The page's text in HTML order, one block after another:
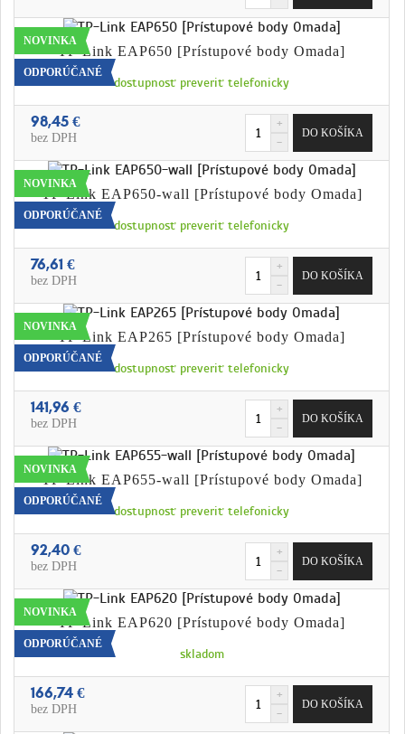
NOVINKA
ODPORÚČANÉ
TP-Link EAP650 [Prístupové body Omada]
dostupnosť preveriť telefonicky
98,45 €
bez DPH
NOVINKA
ODPORÚČANÉ
TP-Link EAP650-wall [Prístupové body Omada]
dostupnosť preveriť telefonicky
76,61 €
bez DPH
NOVINKA
ODPORÚČANÉ
TP-Link EAP265 [Prístupové body Omada]
dostupnosť preveriť telefonicky
141,96 €
bez DPH
NOVINKA
ODPORÚČANÉ
TP-Link EAP655-wall [Prístupové body Omada]
dostupnosť preveriť telefonicky
92,40 €
bez DPH
NOVINKA
ODPORÚČANÉ
TP-Link EAP620 [Prístupové body Omada]
skladom
166,74 €
bez DPH